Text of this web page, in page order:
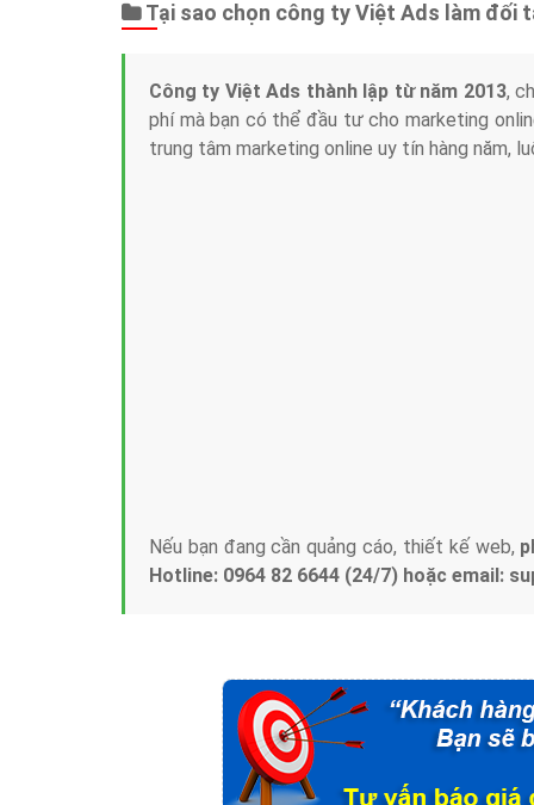
Tại sao chọn công ty Việt Ads làm đối
Công ty Việt Ads thành lập từ năm 2013,
phí mà bạn có thể đầu tư cho marketing
trung tâm marketing online uy tín hàng năm,
Nếu bạn đang cần quảng cáo, thiết kế web,
Hotline: 0964 82 6644 (24/7) hoặc email: